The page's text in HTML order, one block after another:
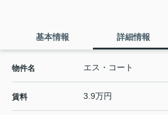
基本情報 詳細情報
物件名 エス・コート
賃料 3.9万円